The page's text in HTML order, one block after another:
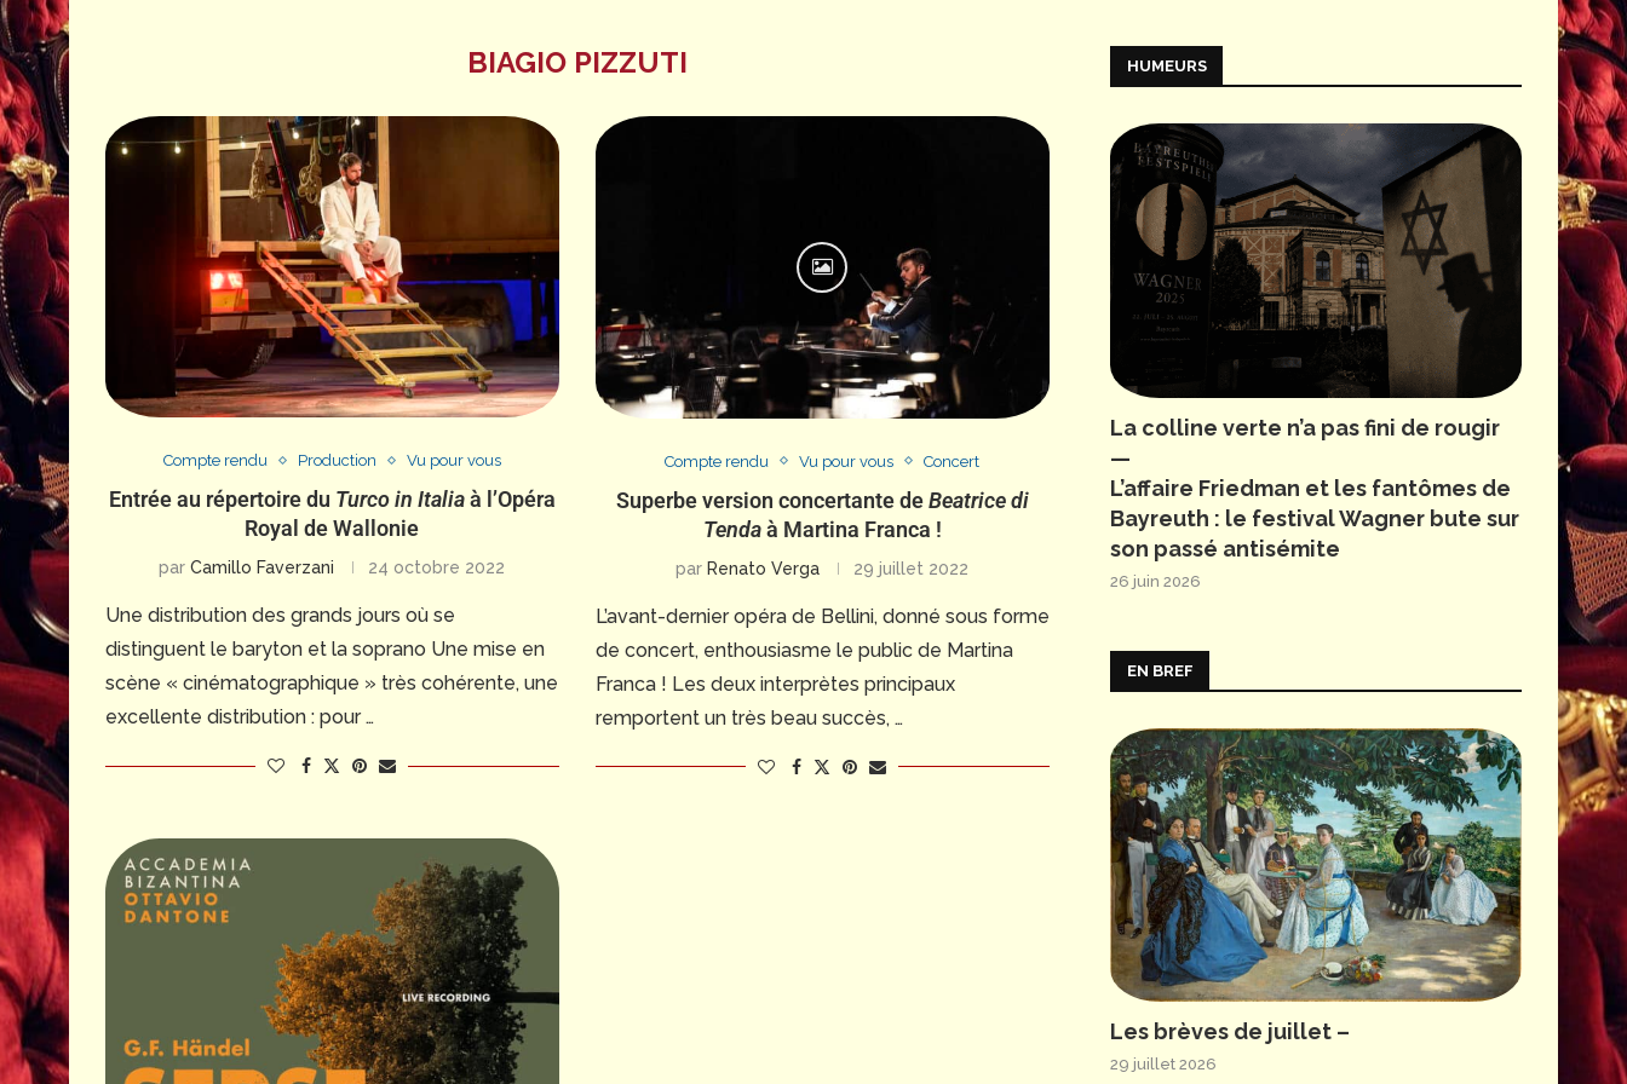
BIAGIO PIZZUTI
Compte rendu Production Vu pour vous
Entrée au répertoire du Turco in Italiaà l’Opéra
Royal de Wallonie
parCamillo Faverzani 24 octobre 2022
Une distribution des grands jours où se
distinguent le baryton et la soprano Une mise en
scène « cinématographique » très cohérente, une
excellente distribution : pour …
Compte rendu Vu pour vous Concert
Superbe version concertante deBeatrice di
Tendaà Martina Franca !
par Renato Verga 29 juillet 2022
L’avant-dernier opéra de Bellini, donné sous forme
de concert, enthousiasme le public de Martina
Franca ! Les deux interprètes principaux
remportent un très beau succès, …
HUMEURS
La colline verte n’a pas fini de rougir
—
L’affaire Friedman et les fantômes de
Bayreuth : le festival Wagner bute sur
son passé antisémite
26 juin 2026
EN BREF
Les brèves de juillet –
29 juillet 2026